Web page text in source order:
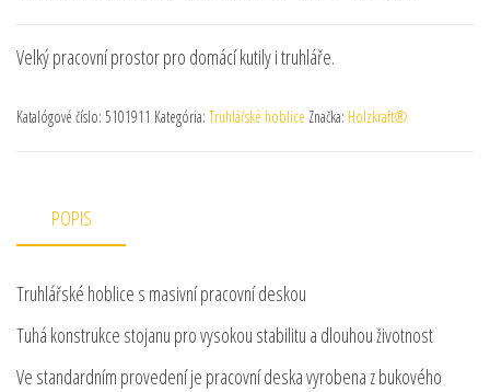
Velký pracovní prostor pro domácí kutily i truhláře.
Katalógové číslo: 5101911 Kategória: Truhlářské hoblice Značka: Holzkraft®
POPIS
Truhlářské hoblice s masivní pracovní deskou
Tuhá konstrukce stojanu pro vysokou stabilitu a dlouhou životnost
Ve standardním provedení je pracovní deska vyrobena z bukového